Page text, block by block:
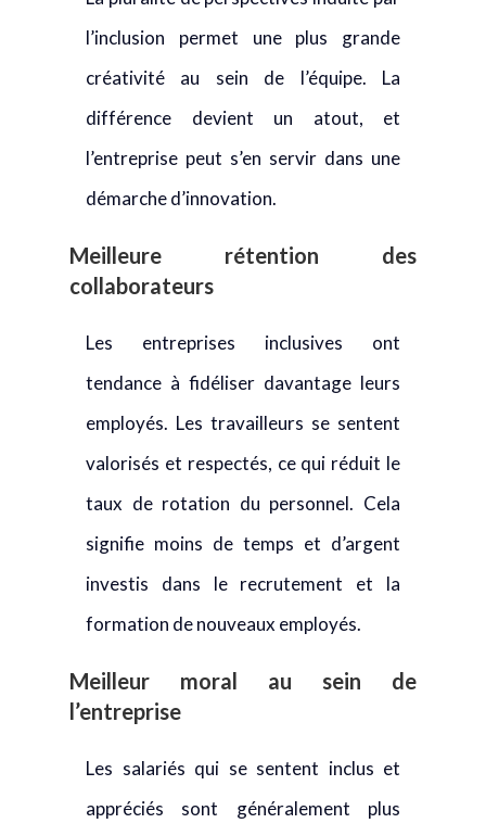
l’inclusion permet une plus grande
créativité au sein de l’équipe. La
différence devient un atout, et
l’entreprise peut s’en servir dans une
démarche d’innovation.
Meilleure rétention des
collaborateurs
Les entreprises inclusives ont
tendance à fidéliser davantage leurs
employés. Les travailleurs se sentent
valorisés et respectés, ce qui réduit le
taux de rotation du personnel. Cela
signifie moins de temps et d’argent
investis dans le recrutement et la
formation de nouveaux employés.
Meilleur moral au sein de
l’entreprise
Les salariés qui se sentent inclus et
appréciés sont généralement plus